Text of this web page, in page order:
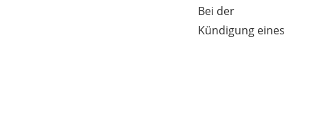
Bei der
Kündigung eines